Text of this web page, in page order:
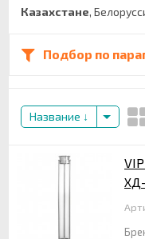
Казахстане,
Подбор по
Название